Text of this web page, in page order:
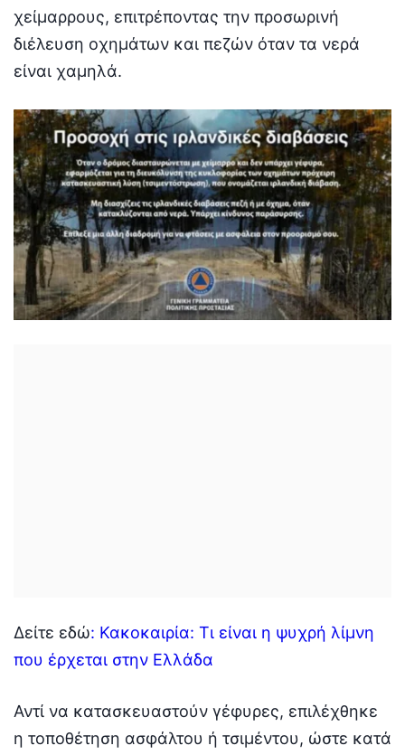
χείμαρρους, επιτρέποντας την προσωρινή
διέλευση οχημάτων και πεζών όταν τα νερά
είναι χαμηλά.
Δείτε εδώ: Κακοκαιρία: Τι είναι η ψυχρή λίμνη
που έρχεται στην Ελλάδα
Αντί να κατασκευαστούν γέφυρες, επιλέχθηκε
η τοποθέτηση ασφάλτου ή τσιμέντου, ώστε κατά